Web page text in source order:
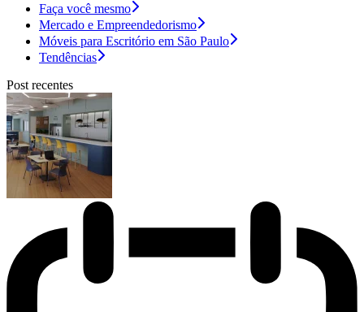
Faça você mesmo
Mercado e Empreendedorismo
Móveis para Escritório em São Paulo
Tendências
Post recentes